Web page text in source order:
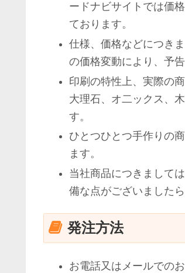
ードナビサイトでは価格
ております。
仕様、価格などにつき
の価格変動により、予
印刷の特性上、実際の
大理石、オ二ックス、
す。
ひとつひとつ手作りの
ます。
当社商品につきまして
備な点がございました
発注方法
お電話又はメールでの